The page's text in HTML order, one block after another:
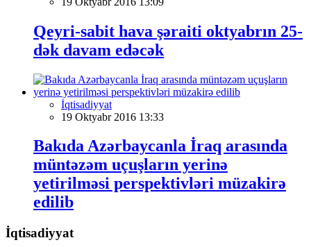
Qeyri-sabit hava şəraiti oktyabrın 25-
dək davam edəcək
İqtisadiyyat
19 Oktyabr 2016 13:33
Bakıda Azərbaycanla İraq arasında
müntəzəm uçuşların yerinə
yetirilməsi perspektivləri müzakirə
edilib
İqtisadiyyat